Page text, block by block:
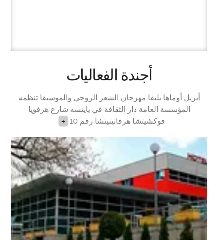
أجندة الفعاليات
أبريل أوماها بليفا مهرجان الشعر الروحي والموسيقا تنظمه
المؤسسة العامة دار الثقافة في يايتسه شارع هرفويا
فوكشيتشا هرفاتينيتشا رقم 10
+